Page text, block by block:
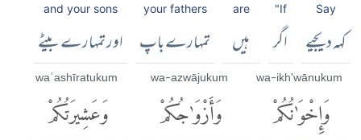
Say
کہہ دیجیے
"If
اگر
are
ہیں
your fathers
تمہارے باپ
and your sons
اور تمہارے بیٹے
wa-ikh'wānukum
وَإِخْوَٰنُكُمْ
wa-azwājukum
وَأَزْوَٰجُكُمْ
waʿashīratukum
وَعَشِيرَتُكُمْ